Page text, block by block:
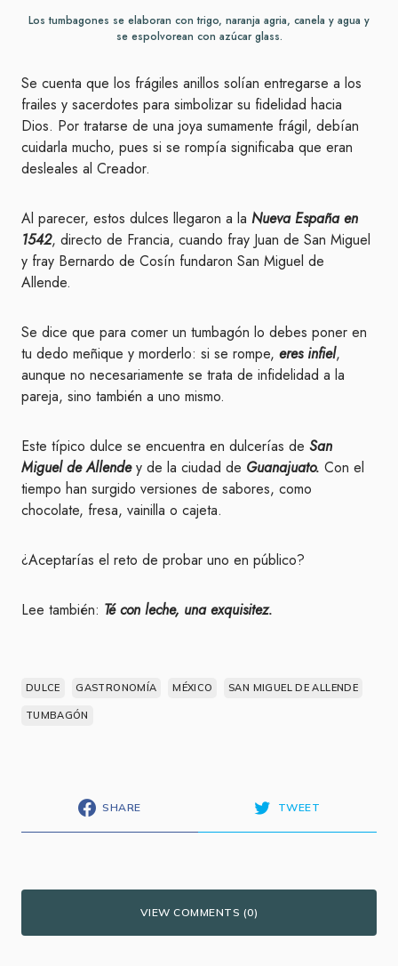
Los tumbagones se elaboran con trigo, naranja agria, canela y agua y
se espolvorean con azúcar glass.
Se cuenta que los frágiles anillos solían entregarse a los
frailes y sacerdotes para simbolizar su fidelidad hacia
Dios. Por tratarse de una joya sumamente frágil, debían
cuidarla mucho, pues si se rompía significaba que eran
desleales al Creador.
Al parecer, estos dulces llegaron a la Nueva España en
1542, directo de Francia, cuando fray Juan de San Miguel
y fray Bernardo de Cosín fundaron San Miguel de
Allende.
Se dice que para comer un tumbagón lo debes poner en
tu dedo meñique y morderlo: si se rompe, eres infiel,
aunque no necesariamente se trata de infidelidad a la
pareja, sino también a uno mismo.
Este típico dulce se encuentra en dulcerías de San
Miguel de Allendey de la ciudad de Guanajuato. Con el
tiempo han surgido versiones de sabores, como
chocolate, fresa, vainilla o cajeta.
¿Aceptarías el reto de probar uno en público?
Lee también: Té con leche, una exquisitez.
DULCE GASTRONOMÍA MÉXICO SAN MIGUEL DE ALLENDE
TUMBAGÓN
SHARE TWEET
VIEW COMMENTS (0)